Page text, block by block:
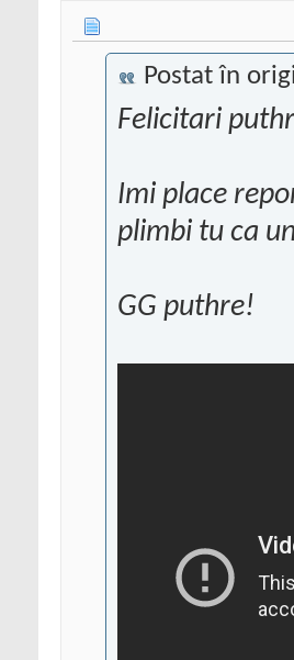
Postat în
Felicitari
Imi place
plimbi tu ca
GG puthre!